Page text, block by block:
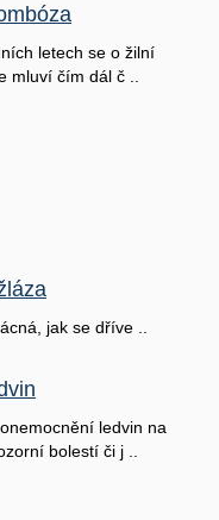
letech se o žilní
mluví čím dál č ..
jak se dříve ..
ledvin na
bolestí či j ..